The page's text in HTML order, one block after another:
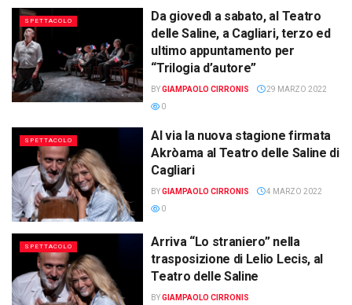
SPETTACOLO
Da giovedì a sabato, al Teatro
delle Saline, a Cagliari, terzo ed
ultimo appuntamento per
“Trilogia d’autore”
BYGIAMPAOLO CIRRONIS
29 MARZO 2022
0
SPETTACOLO
Al via la nuova stagione firmata
Akròama al Teatro delle Saline di
Cagliari
BYGIAMPAOLO CIRRONIS
4 MARZO 2022
0
SPETTACOLO
Arriva “Lo straniero” nella
trasposizione di Lelio Lecis, al
Teatro delle Saline
BYGIAMPAOLO CIRRONIS